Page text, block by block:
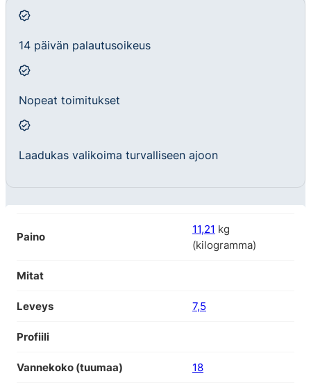
14 päivän palautusoikeus
Nopeat toimitukset
Laadukas valikoima turvalliseen ajoon
Paino
11,21 kg
(kilogramma)
Mitat
Leveys 7,5
Profiili
Vannekoko (tuumaa) 18